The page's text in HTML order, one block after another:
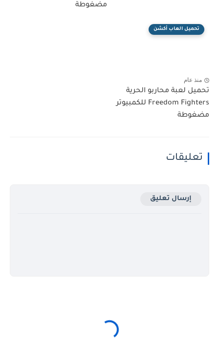
مضغوطة
تحميل العاب أكشن
منذ عام
تحميل لعبة محاربو الحرية
Freedom Fighters للكمبيوتر
مضغوطة
تعليقات
إرسال تعليق